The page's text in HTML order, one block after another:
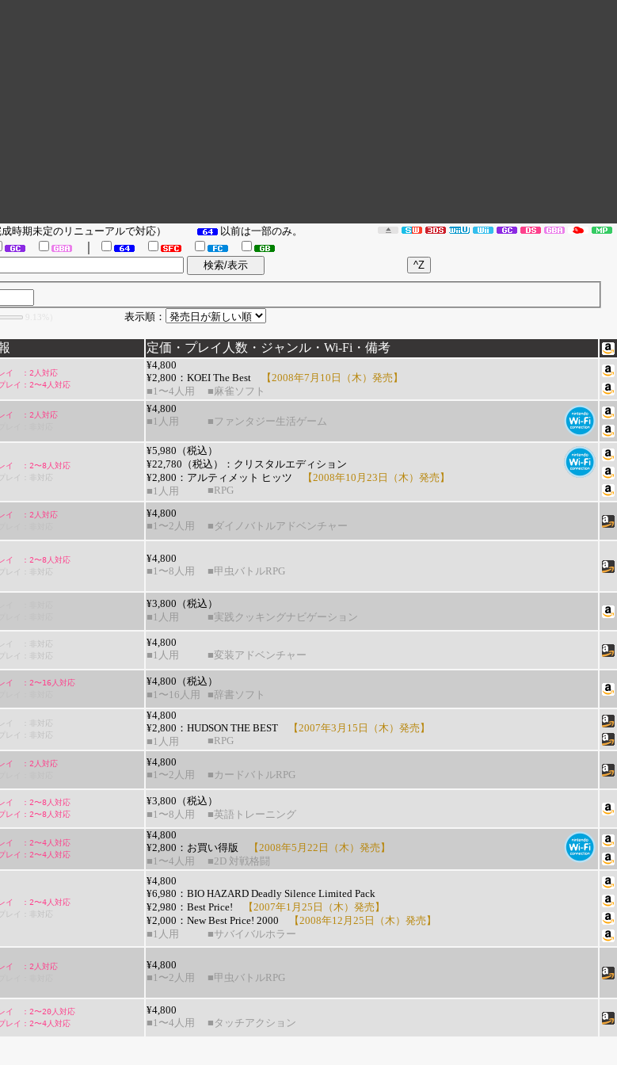
成時期未定のリニューアルで対応） 以前は一部のみ。
表示順：
定価・プレイ人数・ジャンル・Wi-Fi・備考
イ ：2人対応
レイ：2〜4人対応
¥4,800
¥2,800： KOEI The Best 【2008年7月10日（木）発売】
■1〜4人用
■麻雀ソフト
イ ：2人対応
¥4,800
■1人用
■ファンタジー生活ゲーム
イ ：2〜8人対応
レイ：非対応
¥5,980（税込）
¥22,780（税込）： クリスタルエディション
¥2,800： アルティメット ヒッツ 【2008年10月23日（木）発売】
■1人用
■RPG
イ ：2人対応
¥4,800
■1〜2人用
■ダイノバトルアドベンチャー
イ ：2〜8人対応
レイ：非対応
¥4,800
■1〜8人用
■甲虫バトルRPG
¥3,800（税込）
■1人用
■実践クッキングナビゲーション
イ ：非対応
レイ：非対応
¥4,800
■1人用
■変装アドベンチャー
イ ：2〜16人対応
¥4,800（税込）
■1〜16人用
■辞書ソフト
イ ：非対応
レイ：非対応
¥4,800
¥2,800： HUDSON THE BEST 【2007年3月15日（木）発売】
■1人用
■RPG
イ ：2人対応
¥4,800
■1〜2人用
■カードバトルRPG
イ ：2〜8人対応
レイ：2〜8人対応
¥3,800（税込）
■1〜8人用
■英語トレーニング
イ ：2〜4人対応
レイ：2〜4人対応
¥4,800
¥2,800： お買い得版 【2008年5月22日（木）発売】
■1〜4人用
■2D 対戦格闘
イ ：2〜4人対応
レイ：非対応
¥4,800
¥6,980： BIO HAZARD Deadly Silence Limited Pack
¥2,980： Best Price! 【2007年1月25日（木）発売】
¥2,000： New Best Price! 2000 【2008年12月25日（木）発売】
■1人用
■サバイバルホラー
イ ：2人対応
¥4,800
■1〜2人用
■甲虫バトルRPG
イ ：2〜20人対応
レイ：2〜4人対応
¥4,800
■1〜4人用
■タッチアクション